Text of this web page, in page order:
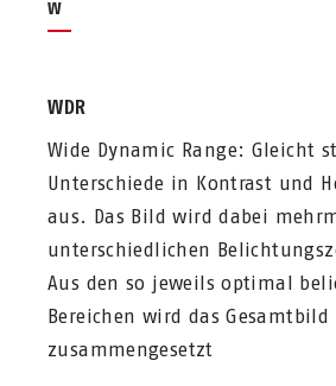
W
WDR
Wide Dynamic Range: Gleicht
Unterschiede in Kontrast und
aus. Das Bild wird dabei
unterschiedlichen
Aus den so jeweils optimal
Bereichen wird das
zusammengesetzt